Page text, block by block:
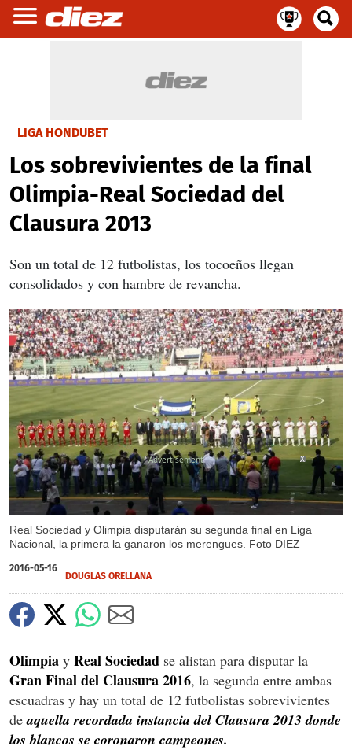
LIGA HONDUBET
Los sobrevivientes de la final
Olimpia-Real Sociedad del
Clausura 2013
Son un total de 12 futbolistas, los tocoeños llegan
consolidados y con hambre de revancha.
Real Sociedad y Olimpia disputarán su segunda final en Liga
Nacional, la primera la ganaron los merengues. Foto DIEZ
X
X
X
2016-05-16
DOUGLAS ORELLANA
Olimpia y Real Sociedad se alistan para disputar la
Gran Final del Clausura 2016, la segunda entre ambas
escuadras y hay un total de 12 futbolistas sobrevivientes
deaquella recordada instancia del Clausura 2013 donde
los blancos se coronaron campeones.